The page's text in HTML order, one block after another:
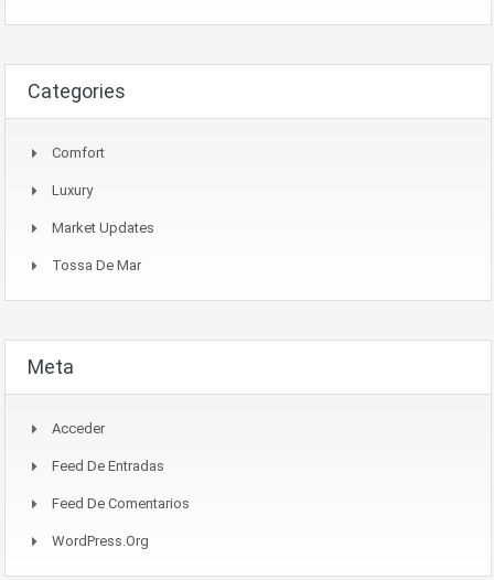
Categories
Comfort
Luxury
Market Updates
Tossa De Mar
Meta
Acceder
Feed De Entradas
Feed De Comentarios
WordPress.org